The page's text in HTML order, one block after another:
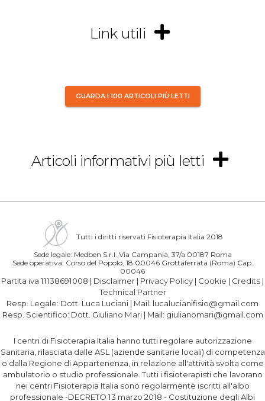
Link utili
GUARDA I 100 ARTICOLI PIÙ LETTI
Articoli informativi più letti
Tutti i diritti riservati Fisioterapia Italia 2018
Sede legale: Medben S.r.l.,Via Campania, 37/a 00187 Roma
Sede operativa: Corso del Popolo, 18 00046 Grottaferrata (Roma) Cap.
00046
Partita iva 11138691008 | Disclaimer | Privacy Policy | Cookie | Credits |
Technical Partner
Resp. Legale: Dott. Luca Luciani | Mail: lucalucianifisio@gmail.com
Resp. Scientifico: Dott. Giuliano Mari| Mail: giulianomari@gmail.com
I centri di Fisioterapia Italia hanno tutti regolare autorizzazione
Sanitaria, rilasciata dalle ASL (aziende sanitarie locali) di competenza
o dalla Regione di Appartenenza, in relazione all'attività svolta come
ambulatorio o studio professionale. Tutti i fisioterapisti che lavorano
nei centri Fisioterapia Italia sono regolarmente iscritti all'albo
professionale -DECRETO 13 marzo 2018 - Costituzione degli Albi